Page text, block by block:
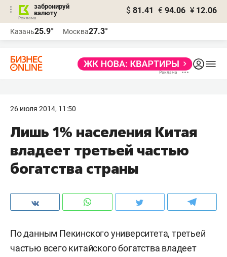
забронируй
валюту
$ 81.41 € 94.06 ¥ 12.06
Казань25.9° Москва27.3°
26 июля 2014, 11:50
Лишь 1% населения Китая
владеет третьей частью
богатства страны
По данным Пекинского университета, третьей
частью всего китайского богатства владеет